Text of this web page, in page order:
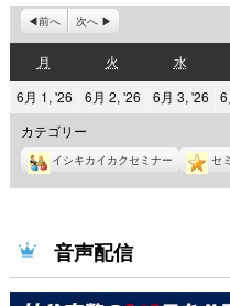
前へ 次へ
月
曜
日
火
曜
日
水水
曜
日
6月 1, '262026
年
6
月
1
6月 2, '262026
年
6
月
2
6月 3, '26
年
6
月
3
カテゴリー
イシキカイカクセミナー セ
音声配信